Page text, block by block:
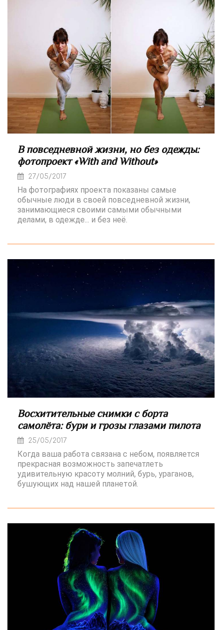
В повседневной жизни, но без одежды:
фотопроект «With and Without»
27/05/2017
На фотографиях проекта показаны самые
обычные люди в своей повседневной жизни,
занимающиеся своими самыми обычными
делами, в одежде... и без неё.
Восхитительные снимки с борта
самолёта: бури и грозы глазами пилота
25/05/2017
Когда ваша работа связана с небом, появляется
прекрасная возможность запечатлеть
удивительную красоту молний, бурь, ураганов,
бушующих над нашей планетой.